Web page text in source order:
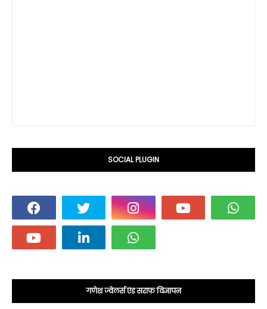
SOCIAL PLUGIN
गणेश ज्वेलर्स एंड सराफ विज्ञापन